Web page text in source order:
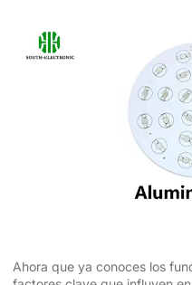
Ahora que ya conoces los